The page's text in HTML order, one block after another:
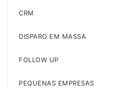
CRM
DISPARO EM MASSA
FOLLOW UP
PEQUENAS EMPRESAS